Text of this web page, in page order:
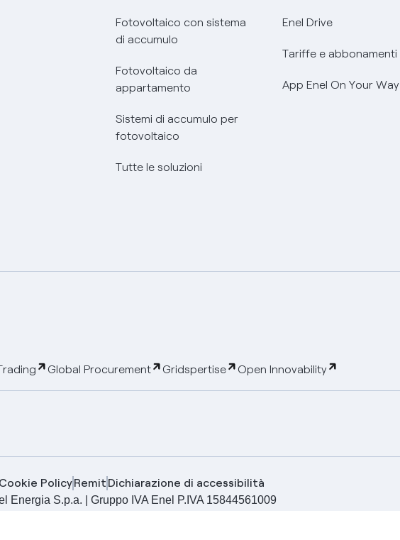
Fotovoltaico con sistema
di accumulo
Fotovoltaico da
appartamento
Sistemi di accumulo per
fotovoltaico
Tutte le soluzioni
Enel Drive
Tariffe e abbonamenti
App Enel On Your Way
Global Procurement Gridspertise Open Innovability
Cookie PolicyRemit Dichiarazione di accessibilità
S.p.a. | Gruppo IVA Enel P.IVA 15844561009